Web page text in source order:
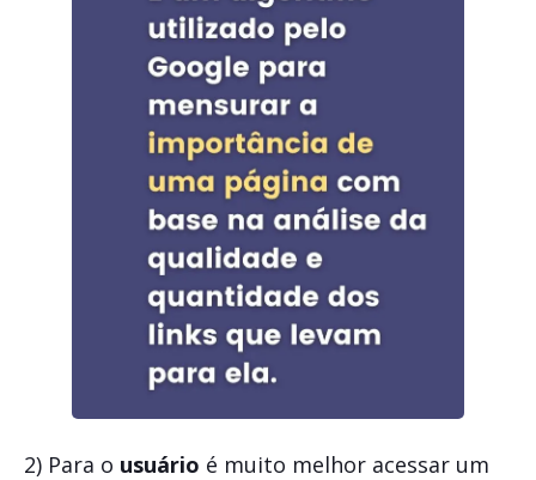
2) Para o usuário é muito melhor acessar um